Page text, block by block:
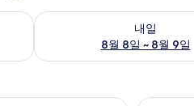
~ 8월 8일
내일
8월 8일 ~ 8월 9일
내일 예약 가능 여부 확인, 8
룸, 바다 전망 | 고급 침구, 객실 내 금고,